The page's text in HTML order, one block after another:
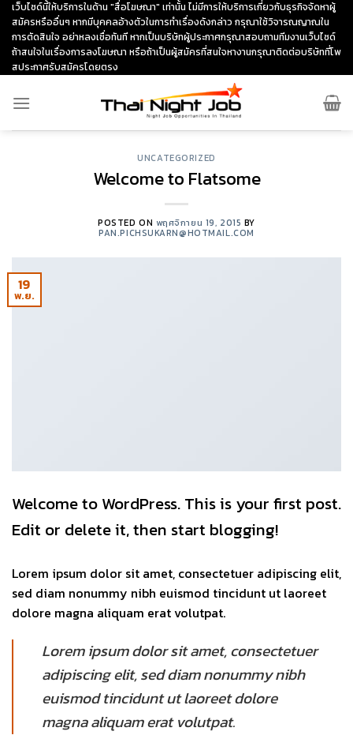
Skip
content
เว็บไซด์นี้ให้บริการในด้าน "สื่อโฆษณา" เท่านั้น ไม่มีการให้บริการเกี่ยวกับธุรกิจจัดหาผู้
สมัครหรืออื่นๆ หากมีบุคคลอ้างตัวในการทำเรื่องดังกล่าว กรุณาใช้วิจารณญาณใน
การตัดสินใจ อย่าหลงเชื่อทันที หากเป็นบริษัทผู้ประกาศกรุณาสอบถามทีมงานเว็บไซด์
ถ้าสนใจในเรื่องการลงโฆษณา หรือถ้าเป็นผู้สมัครที่สนใจหางานกรุณาติดต่อบริษัทที่โพ
สประกาศรับสมัครโดยตรง
UNCATEGORIZED
Welcome to Flatsome
POSTED ON พฤศจิกายน 19, 2015 BY
PAN.PICHSUKARN@HOTMAIL.COM
19
พ.ย.
Welcome to WordPress. This is your first post.
Edit or delete it, then start blogging!
Lorem ipsum dolor sit amet, consectetuer adipiscing elit,
sed diam nonummy nibh euismod tincidunt ut laoreet
dolore magna aliquam erat volutpat.
Lorem ipsum dolor sit amet, consectetuer
adipiscing elit, sed diam nonummy nibh
euismod tincidunt ut laoreet dolore
magna aliquam erat volutpat.